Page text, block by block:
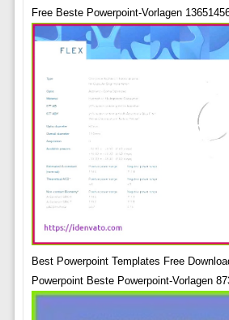
Free Beste Powerpoint-Vorlagen
Best Powerpoint Templates Free
Powerpoint Beste Powerpoint-Vorlagen